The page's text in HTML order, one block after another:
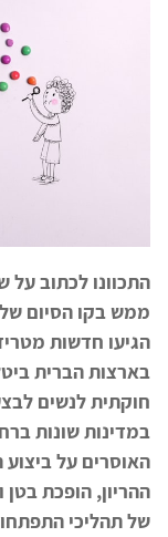
התכוונו לכתוב
ממש בקו הסיום
הגיעו חדשות
בארצות הברית
חוקתית לנשים
במדינות שונות
האוסרים על ביצוע
ההריון, הופכת
של תהליכי